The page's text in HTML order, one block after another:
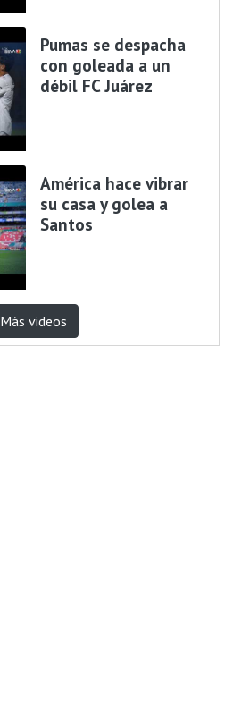
Pumas se despacha
con goleada a un
débil FC Juárez
América hace vibrar
su casa y golea a
Santos
Más videos